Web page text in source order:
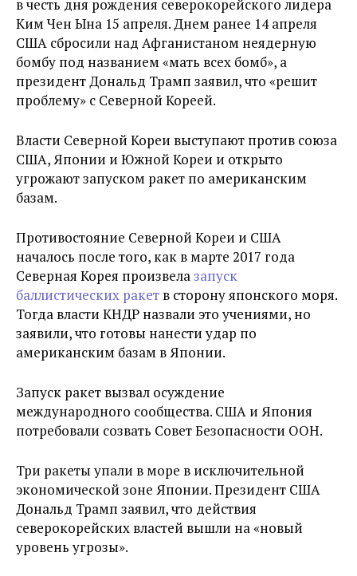
в честь дня рождения северокорейского лидера
Ким Чен Ына 15 апреля. Днем ранее 14 апреля
США сбросили над Афганистаном неядерную
бомбу под названием «мать всех бомб», а
президент Дональд Трамп заявил, что «решит
проблему» с Северной Кореей.
Власти Северной Кореи выступают против союза
США, Японии и Южной Кореи и открыто
угрожают запуском ракет по американским
базам.
Противостояние Северной Кореи и США
началось после того, как в марте 2017 года
Северная Корея произвелазапуск
баллистических ракет в сторону японского моря.
Тогда власти КНДР назвали это учениями, но
заявили, что готовы нанести удар по
американским базам в Японии.
Запуск ракет вызвал осуждение
международного сообщества. США и Япония
потребовали созвать Совет Безопасности ООН.
Три ракеты упали в море в исключительной
экономической зоне Японии. Президент США
Дональд Трамп заявил, что действия
северокорейских властей вышли на «новый
уровень угрозы».